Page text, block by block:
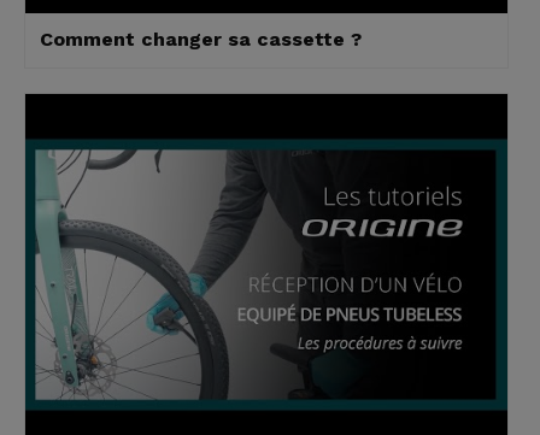
Comment changer sa cassette ?